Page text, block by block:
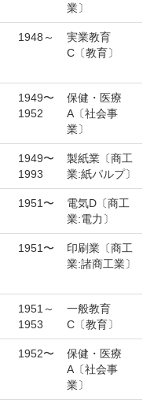
業〕
1948～
実業教育
C〔教育〕
1949〜
1952
保健・医療
A〔社会事
業〕
1949〜
1993
製紙業〔商工
業:紙パルプ〕
1951〜
電気D〔商工
業:電力〕
1951〜
印刷業〔商工
業:諸商工業〕
1951～
1953
一般教育
C〔教育〕
1952〜
保健・医療
A〔社会事
業〕